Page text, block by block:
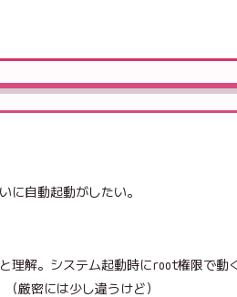
自動起動がしたい。
解。システム起動時にroot権限で動
厳密には少し違うけど）